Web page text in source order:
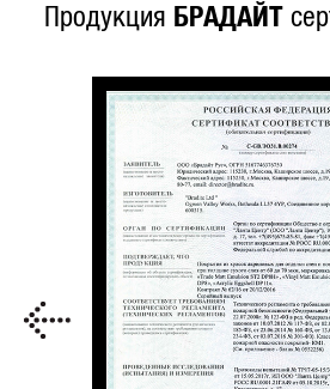
Продукция БРАДАЙТ